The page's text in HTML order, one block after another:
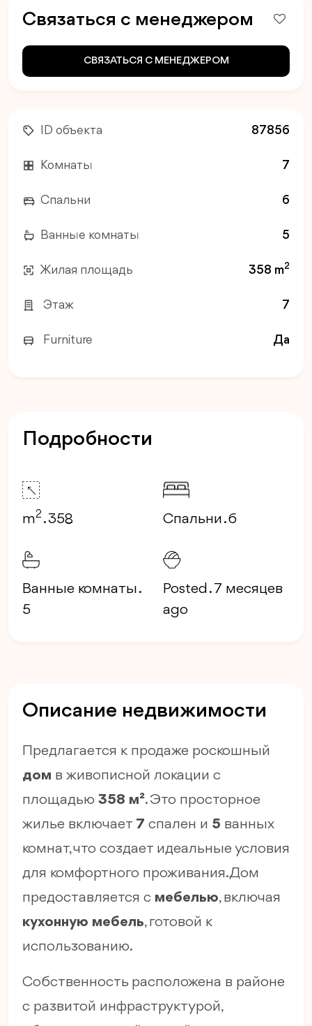
Связаться с менеджером
СВЯЗАТЬСЯ С МЕНЕДЖЕРОМ
ID объекта 87856
Комнаты 7
Спальни 6
Ванные комнаты 5
Жилая площадь 358 m2
Этаж 7
Furniture Да
Подробности
m2 . 358 Спальни . 6
Ванные комнаты .
5
Posted . 7 месяцев
ago
Описание недвижимости
Предлагается к продаже роскошный
дом в живописной локации с
площадью 358 м². Это просторное
жилье включает 7 спален и 5 ванных
комнат, что создает идеальные условия
для комфортного проживания. Дом
предоставляется с мебелью, включая
кухонную мебель, готовой к
использованию.
Собственность расположена в районе
с развитой инфраструктурой,